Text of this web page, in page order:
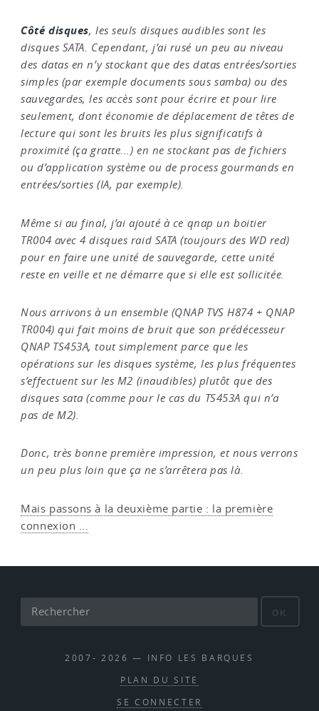
Côté disques, les seuls disques audibles sont les
disques SATA. Cependant, j’ai rusé un peu au niveau
des datas en n’y stockant que des datas entrées/sorties
simples (par exemple documents sous samba) ou des
sauvegardes, les accès sont pour écrire et pour lire
seulement, dont économie de déplacement de têtes de
lecture qui sont les bruits les plus significatifs à
proximité (ça gratte...) en ne stockant pas de fichiers
ou d’application système ou de process gourmands en
entrées/sorties (IA, par exemple).
Même si au final, j’ai ajouté à ce qnap un boitier
TR004 avec 4 disques raid SATA (toujours des WD red)
pour en faire une unité de sauvegarde, cette unité
reste en veille et ne démarre que si elle est sollicitée.
Nous arrivons à un ensemble (QNAP TVS H874 + QNAP
TR004) qui fait moins de bruit que son prédécesseur
QNAP TS453A, tout simplement parce que les
opérations sur les disques système, les plus fréquentes
s’effectuent sur les M2 (inaudibles) plutôt que des
disques sata (comme pour le cas du TS453A qui n’a
pas de M2).
Donc, très bonne première impression, et nous verrons
un peu plus loin que ça ne s’arrêtera pas là.
Mais passons à la deuxième partie : la première
connexion ...
OK
2007- 2026 — INFO LES BARQUES
PLAN DU SITE
SE CONNECTER